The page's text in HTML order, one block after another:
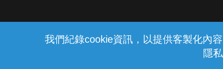
我們紀錄cookie資訊，以提供客製化內
隱